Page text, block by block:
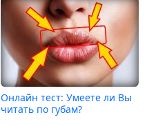
Онлайн тест: Умеете ли Вы
читать по губам?